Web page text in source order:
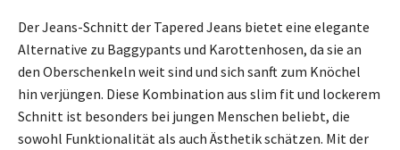
Der Jeans-Schnitt der Tapered Jeans bietet eine elegante
Alternative zu Baggypants und Karottenhosen, da sie an
den Oberschenkeln weit sind und sich sanft zum Knöchel
hin verjüngen. Diese Kombination aus slim fit und lockerem
Schnitt ist besonders bei jungen Menschen beliebt, die
sowohl Funktionalität als auch Ästhetik schätzen. Mit der